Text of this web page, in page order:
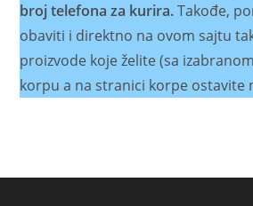
broj telefona za kurira.Takođe,
obaviti i direktno na ovom sajtu
proizvode koje želite (sa
korpu a na stranici korpe ostavite